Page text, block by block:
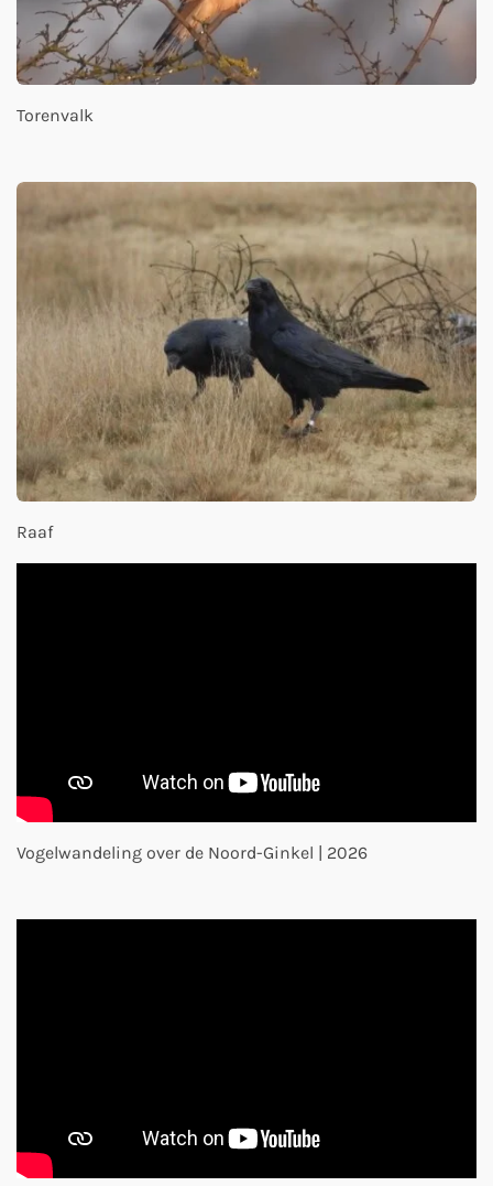
Torenvalk
Raaf
Vogelwandeling over de Noord-Ginkel | 2026